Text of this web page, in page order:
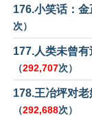
176.小笑话：
次）
177.人类未曾
（292,707次）
178.王冶坪对
（292,688次）